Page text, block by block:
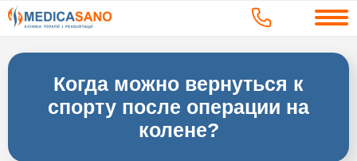
Когда можно вернуться к
спорту после операции на
колене?